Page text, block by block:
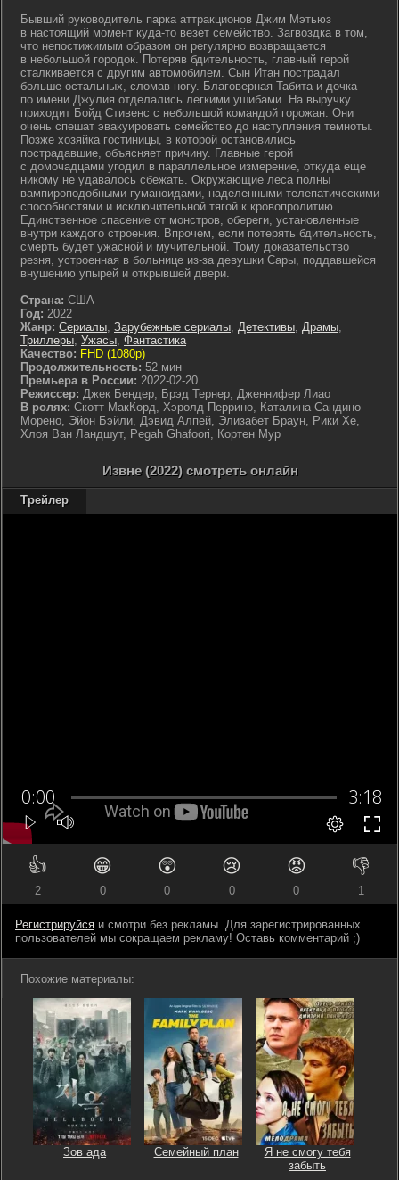
Бывший руководитель парка аттракционов Джим Мэтьюз
в настоящий момент куда-то везет семейство. Загвоздка в том,
что непостижимым образом он регулярно возвращается
в небольшой городок. Потеряв бдительность, главный герой
сталкивается с другим автомобилем. Сын Итан пострадал
больше остальных, сломав ногу. Благоверная Табита и дочка
по имени Джулия отделались легкими ушибами. На выручку
приходит Бойд Стивенс с небольшой командой горожан. Они
очень спешат эвакуировать семейство до наступления темноты.
Позже хозяйка гостиницы, в которой остановились
пострадавшие, объясняет причину. Главные герой
с домочадцами угодил в параллельное измерение, откуда еще
никому не удавалось сбежать. Окружающие леса полны
вампироподобными гуманоидами, наделенными телепатическими
способностями и исключительной тягой к кровопролитию.
Единственное спасение от монстров, обереги, установленные
внутри каждого строения. Впрочем, если потерять бдительность,
смерть будет ужасной и мучительной. Тому доказательство
резня, устроенная в больнице из-за девушки Сары, поддавшейся
внушению упырей и открывшей двери.
Страна: США
Год: 2022
Жанр: Сериалы, Зарубежные сериалы, Детективы, Драмы,
Триллеры, Ужасы, Фантастика
Качество: FHD (1080p)
Продолжительность: 52 мин
Премьера в России: 2022-02-20
Режиссер: Джек Бендер, Брэд Тернер, Дженнифер Лиао
В ролях: Скотт МакКорд, Хэролд Перрино, Каталина Сандино
Морено, Эйон Бэйли, Дэвид Алпей, Элизабет Браун, Рики Хе,
Хлоя Ван Ландшут, Pegah Ghafoori, Кортен Мур
Извне (2022) смотреть онлайн
Трейлер
👍
2
😁
0
😲
0
😢
0
😡
0
👎
1
Регистрируйся и смотри без рекламы. Для зарегистрированных
пользователей мы сокращаем рекламу! Оставь комментарий ;)
Похожие материалы:
Зов ада Семейный план
Я не смогу тебя
забыть